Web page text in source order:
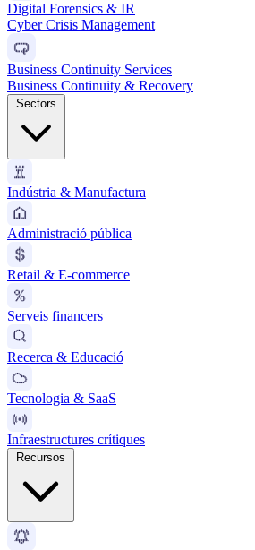
Digital Forensics & IR
Cyber Crisis Management
Business Continuity Services
Business Continuity & Recovery
Indústria & Manufactura
Administració pública
Retail & E-commerce
Serveis financers
Recerca & Educació
Tecnologia & SaaS
Infraestructures crítiques